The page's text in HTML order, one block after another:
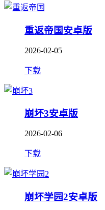
重返帝国安卓版
2026-02-05
下载
崩坏3安卓版
2026-02-06
下载
崩坏学园2安卓版